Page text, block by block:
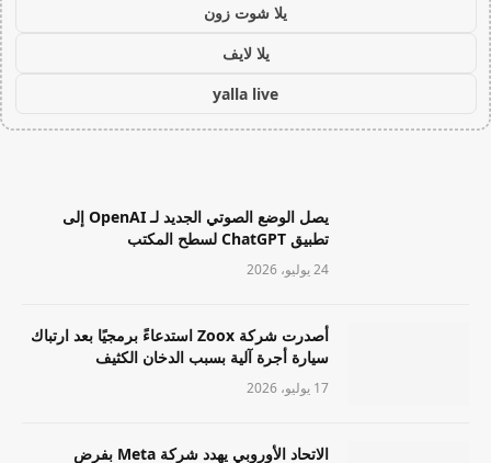
يلا شوت زون
يلا لايف
yalla live
يصل الوضع الصوتي الجديد لـ OpenAI إلى
تطبيق ChatGPT لسطح المكتب
24 يوليو، 2026
أصدرت شركة Zoox استدعاءً برمجيًا بعد ارتباك
سيارة أجرة آلية بسبب الدخان الكثيف
17 يوليو، 2026
الاتحاد الأوروبي يهدد شركة Meta بفرض